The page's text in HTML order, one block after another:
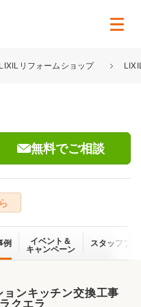
リフォームショップ
無料でご相談
例
イベント＆
キャンペーン
スタッフブ
ョンキッチン交換工事
クエラ